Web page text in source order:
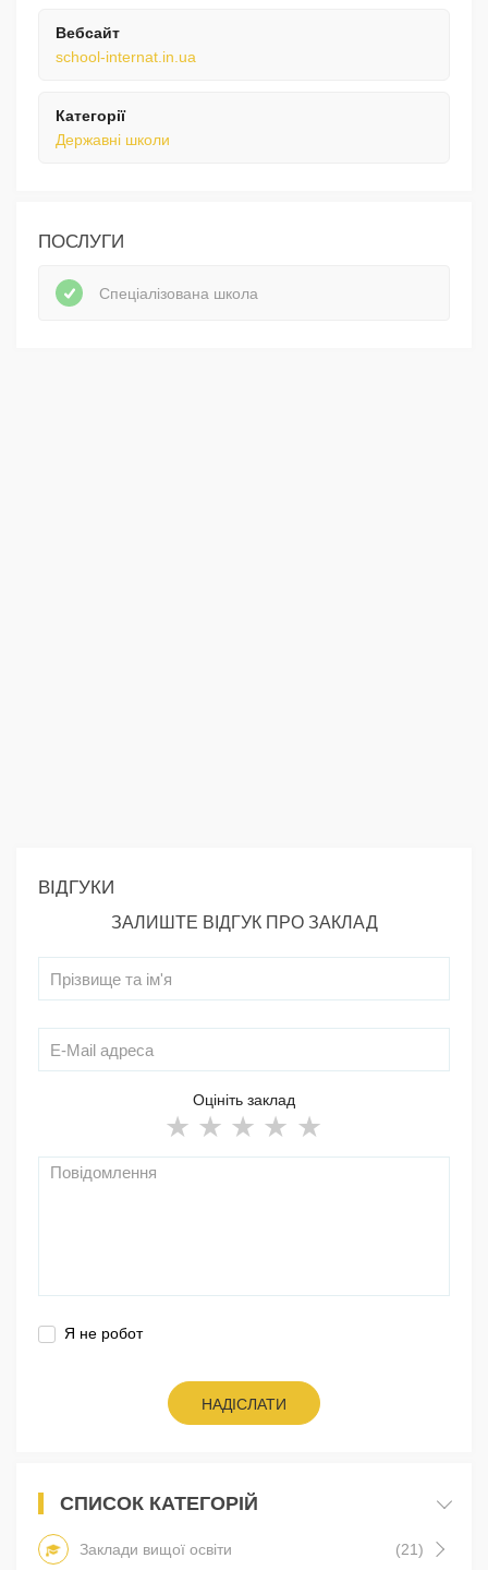
Вебсайт
school-internat.in.ua
Категорії
Державні школи
ПОСЛУГИ
Спеціалізована школа
ВІДГУКИ
ЗАЛИШТЕ ВІДГУК ПРО ЗАКЛАД
Оцініть заклад
Я не робот
НАДІСЛАТИ
СПИСОК КАТЕГОРІЙ
Заклади вищої освіти (21)